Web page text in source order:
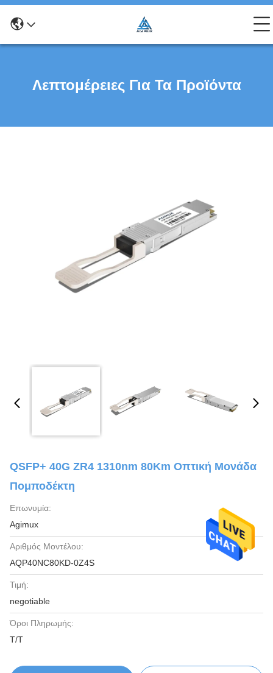
Λεπτομέρειες Για Τα Προϊόντα
QSFP+ 40G ZR4 1310nm 80Km Οπτική Μονάδα
Πομποδέκτη
Επωνυμία:
Agimux
Αριθμός Μοντέλου:
AQP40NC80KD-0Z4S
Τιμή:
negotiable
Όροι Πληρωμής:
Τ/Τ